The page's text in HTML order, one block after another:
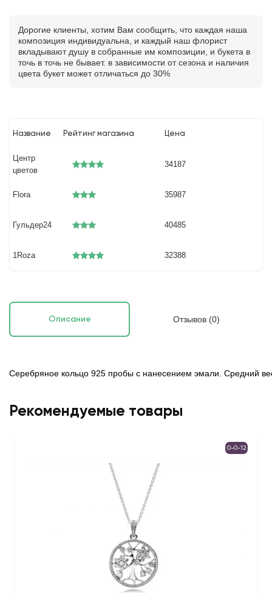
Дорогие клиенты, хотим Вам сообщить, что каждая наша
композиция индивидуальна, и каждый наш флорист
вкладывают душу в собранные им композиции, и букета в
точь в точь не бывает. в зависимости от сезона и наличия
цвета букет может отличаться до 30%
Название Рейтинг магазина Цена
Центр
цветов
34187
Flora 35987
Гульдер24 40485
1Roza 32388
Описание Отзывов (0)
Серебряное кольцо 925 пробы с нанесением эмали. Средний
Рекомендуемые товары
0-0-12